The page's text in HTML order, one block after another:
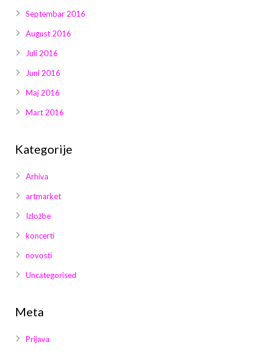
Septembar 2016
August 2016
Juli 2016
Juni 2016
Maj 2016
Mart 2016
Kategorije
Arhiva
artmarket
Izložbe
koncerti
novosti
Uncategorised
Meta
Prijava